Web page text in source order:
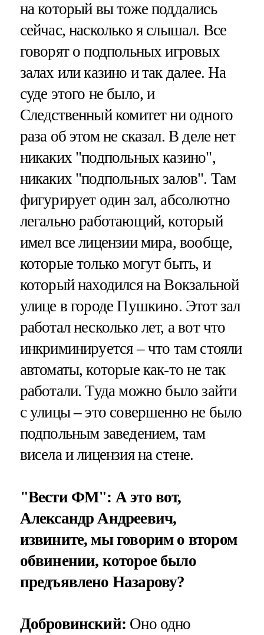
на который вы тоже поддались
сейчас, насколько я слышал. Все
говорят о подпольных игровых
залах или казино и так далее. На
суде этого не было, и
Следственный комитет ни одного
раза об этом не сказал. В деле нет
никаких "подпольных казино",
никаких "подпольных залов". Там
фигурирует один зал, абсолютно
легально работающий, который
имел все лицензии мира, вообще,
которые только могут быть, и
который находился на Вокзальной
улице в городе Пушкино. Этот зал
работал несколько лет, а вот что
инкриминируется – что там стояли
автоматы, которые как-то не так
работали. Туда можно было зайти
с улицы – это совершенно не было
подпольным заведением, там
висела и лицензия на стене.
"Вести ФМ": А это вот,
Александр Андреевич,
извините, мы говорим о втором
обвинении, которое было
предъявлено Назарову?
Добровинский: Оно одно